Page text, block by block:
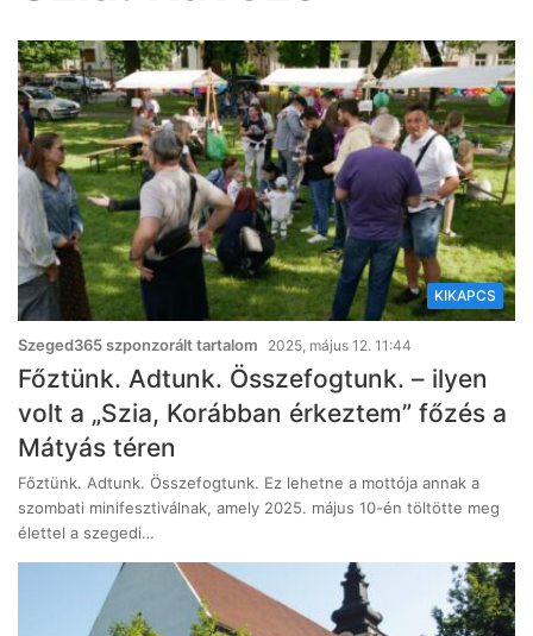
KIKAPCS
Szeged365 szponzorált tartalom 2025, május 12. 11:44
Főztünk. Adtunk. Összefogtunk. – ilyen
volt a „Szia, Korábban érkeztem” főzés a
Mátyás téren
Főztünk. Adtunk. Összefogtunk. Ez lehetne a mottója annak a
szombati minifesztiválnak, amely 2025. május 10-én töltötte meg
élettel a szegedi…